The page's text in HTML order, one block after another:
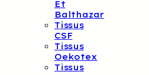
Et
Balthazar
Tissus
CSF
Tissus
Oekotex
Tissus